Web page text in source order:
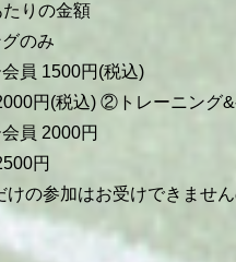
りの金額
のみ
会員 1500円(税込)
円(税込) ②トレーニング
員 2000円
円
けの参加はお受けできませ